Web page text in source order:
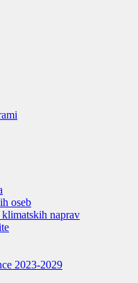
oseb
naprav
2023-2029